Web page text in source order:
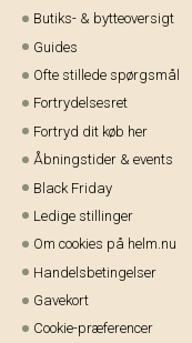
Butiks- & bytteoversigt
Guides
Ofte stillede spørgsmål
Fortrydelsesret
Fortryd dit køb her
Åbningstider & events
Black Friday
Ledige stillinger
Om cookies på helm.nu
Handelsbetingelser
Gavekort
Cookie-præferencer